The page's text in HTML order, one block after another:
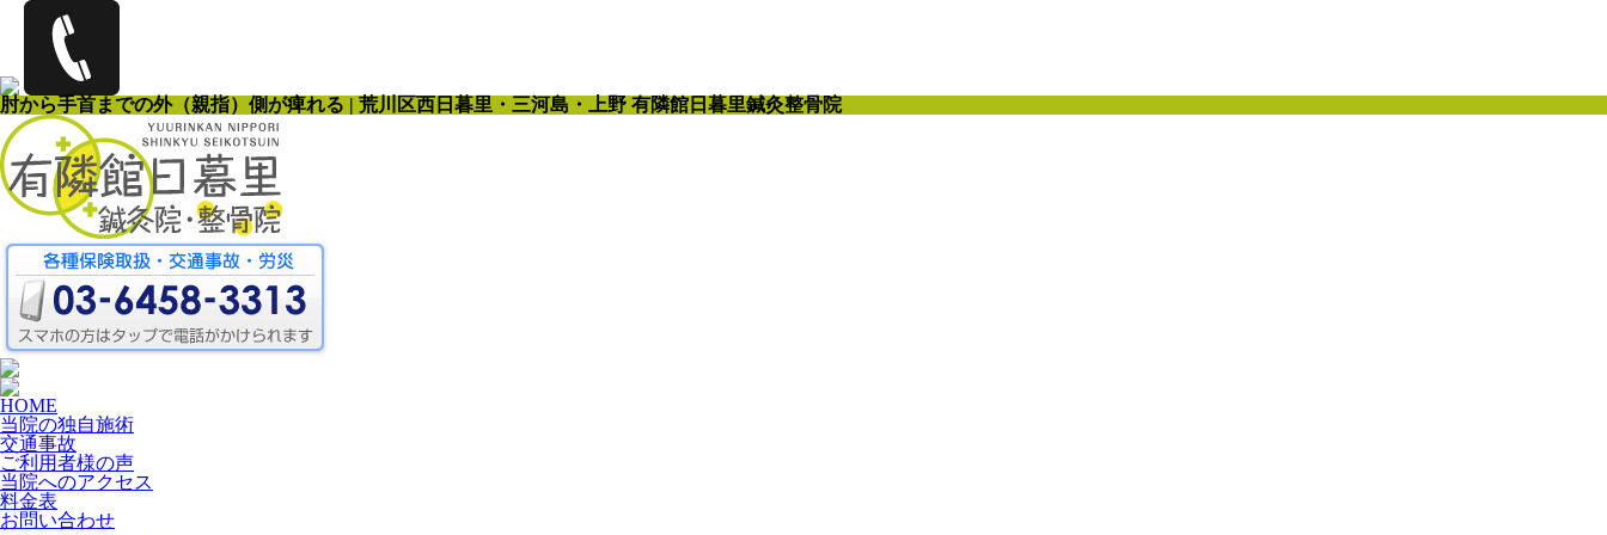
肘から手首までの外（親指）側が痺れる | 荒川区西日暮里・三河島・上野 有隣館日暮里鍼灸整骨院
HOME
当院の独自施術
交通事故
ご利用者様の声
当院へのアクセス
料金表
お問い合わせ